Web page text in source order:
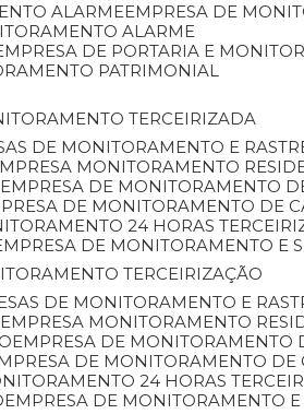
ALARME EMPRESA DE
ALARME
EMPRESA DE PORTARIA E
PATRIMONIAL
TERCEIRIZADA
DE MONITORAMENTO E
EMPRESA MONITORAMENTO
EMPRESA DE MONITORAMENTO
DE MONITORAMENTO DE
24 HORAS
EMPRESA DE MONITORAMENTO E
TERCEIRIZAÇÃO
DE MONITORAMENTO E
EMPRESA MONITORAMENTO
EMPRESA DE MONITORAMENTO
DE MONITORAMENTO
24 HORAS
EMPRESA DE MONITORAMENTO